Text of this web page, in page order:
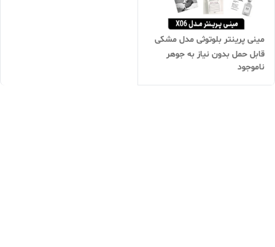
مینی پرینتر بلوتوثی مدل مشکی
قابل حمل بدون نیاز به جوهر
دارای چاپی بسیار واضح و پررنگ
ناموجود